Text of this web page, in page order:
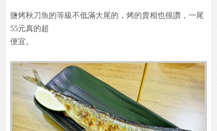
鹽烤秋刀魚的等級不低滿大尾的，烤的賣相也很讚，一尾
55元真的超
便宜。